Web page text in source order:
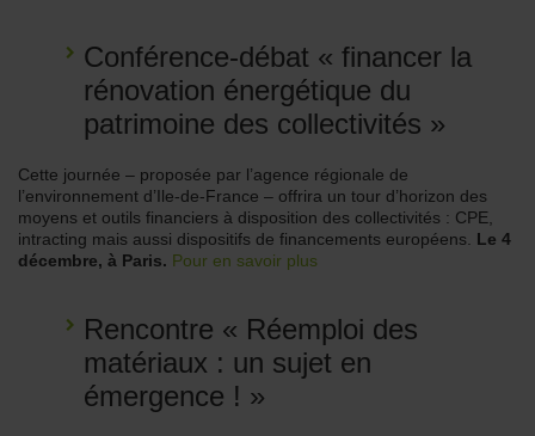
Conférence-débat « financer la
rénovation énergétique du
patrimoine des collectivités »
Cette journée – proposée par l’agence régionale de
l’environnement d’Ile-de-France – offrira un tour d’horizon des
moyens et outils financiers à disposition des collectivités : CPE,
intracting mais aussi dispositifs de financements européens. Le 4
décembre, à Paris. Pour en savoir plus
Rencontre « Réemploi des
matériaux : un sujet en
émergence ! »